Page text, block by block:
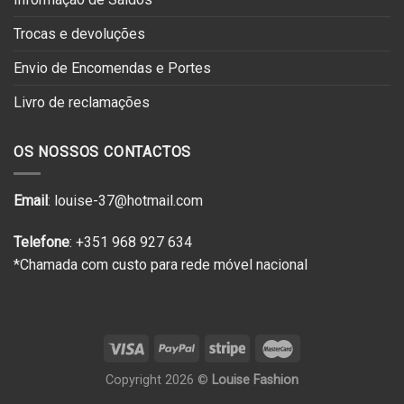
Trocas e devoluções
Envio de Encomendas e Portes
Livro de reclamações
OS NOSSOS CONTACTOS
Email : louise-37@hotmail.com
Telefone: +351 968 927 634
*Chamada com custo para rede móvel nacional
Copyright 2026 © Louise Fashion